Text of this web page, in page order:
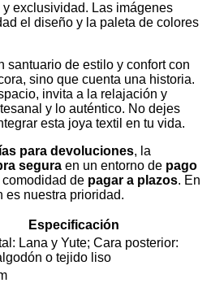
y exclusividad. Las imágenes
el diseño y la paleta de colores
santuario de estilo y confort con
sino que cuenta una historia.
invita a la relajación y
y lo auténtico. No dejes
esta joya textil en tu vida.
para devoluciones, la
segura en un entorno de pago
de pagar a plazos. En
es nuestra prioridad.
Especificación
Lana y Yute; Cara posterior:
o tejido liso